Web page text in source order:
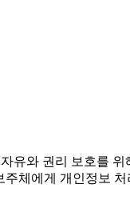
유와 권리 보호를
체에게 개인정보